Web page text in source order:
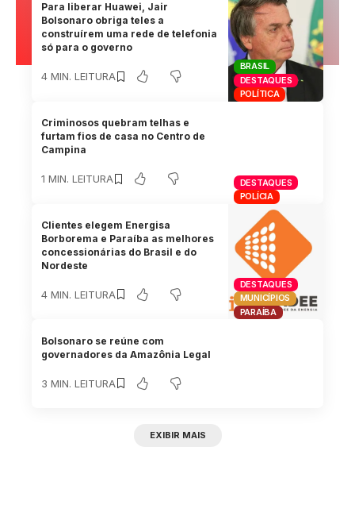
BRASIL
DESTAQUES
POLÍTICA
Para liberar Huawei, Jair
Bolsonaro obriga teles a
construírem uma rede de telefonia
só para o governo
4 MIN. LEITURA
DESTAQUES
POLÍCIA
Criminosos quebram telhas e
furtam fios de casa no Centro de
Campina
1 MIN. LEITURA
DESTAQUES
MUNICÍPIOS
PARAÍBA
Clientes elegem Energisa
Borborema e Paraíba as melhores
concessionárias do Brasil e do
Nordeste
4 MIN. LEITURA
Bolsonaro se reúne com
governadores da Amazônia Legal
3 MIN. LEITURA
EXIBIR MAIS